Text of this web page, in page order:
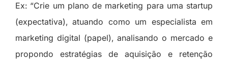
Ex: “Crie um plano de marketing para uma startup
(expectativa), atuando como um especialista em
marketing digital (papel), analisando o mercado e
propondo estratégias de aquisição e retenção